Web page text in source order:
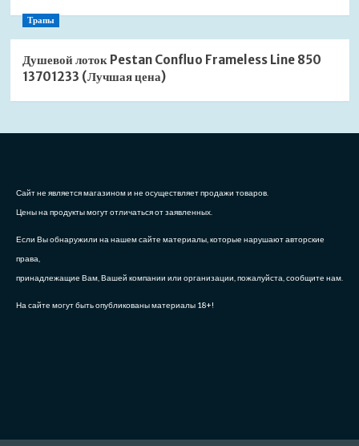
Трапы
Душевой лоток Pestan Confluo Frameless Line 850
13701233 (Лучшая цена)
Сайт не является магазином и не осуществляет продажи товаров.
Цены на продукты могут отличаться от заявленных.
Если Вы обнаружили на нашем сайте материалы, которые нарушают авторские
права,
принадлежащие Вам, Вашей компании или организации, пожалуйста, сообщите нам.
На сайте могут быть опубликованы материалы 18+!